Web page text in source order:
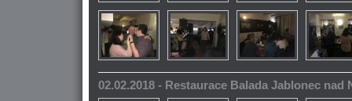
02.02.2018 - Restaurace Balada Jablonec nad